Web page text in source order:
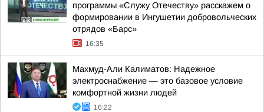
программы «Служу Отечеству» расскажем о
формировании в Ингушетии добровольческих
отрядов «Барс»
16:35
Махмуд-Али Калиматов: Надежное
электроснабжение — это базовое условие
комфортной жизни людей
16:22